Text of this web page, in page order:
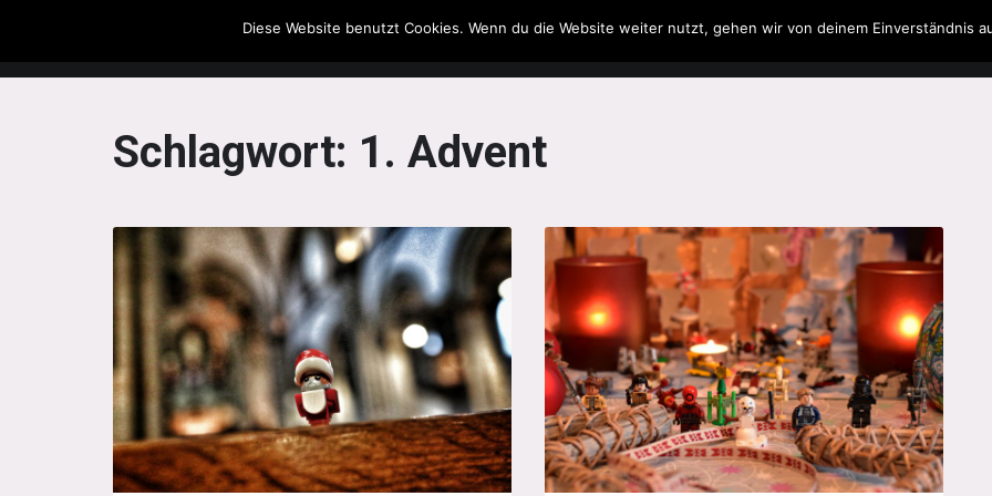
The Howling Men Filme & Serien Musik Spielzeug Literatur
Schlagwort: 1. Advent
Diese Website benutzt Cookies. Wenn du die Website weiter nutzt, gehen wir von deinem Einverständnis